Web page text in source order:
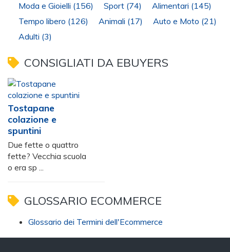
Moda e Gioielli (156) Sport (74) Alimentari (145)
Tempo libero (126) Animali (17) Auto e Moto (21)
Adulti (3)
CONSIGLIATI DA EBUYERS
Tostapane
colazione e
spuntini
Due fette o quattro
fette? Vecchia scuola
o era sp ...
GLOSSARIO ECOMMERCE
Glossario dei Termini dell'Ecommerce